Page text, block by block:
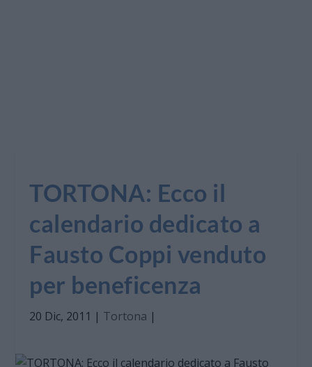
TORTONA: Ecco il
calendario dedicato a
Fausto Coppi venduto
per beneficenza
20 Dic, 2011 | Tortona |